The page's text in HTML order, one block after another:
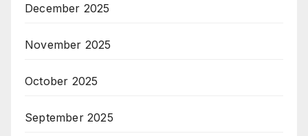
December 2025
November 2025
October 2025
September 2025